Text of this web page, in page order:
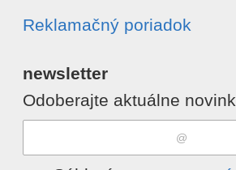
Reklamačný poriadok
newsletter
Odoberajte aktuálne